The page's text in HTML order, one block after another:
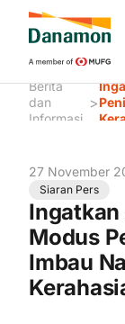
Berita
dan
Informasi
>
27 November
Siaran Pers
Ingatkan
Modus
Imbau